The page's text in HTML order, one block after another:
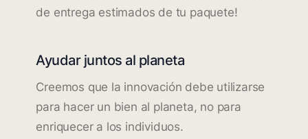
de entrega estimados de tu paquete!
Ayudar juntos al planeta
Creemos que la innovación debe utilizarse
para hacer un bien al planeta, no para
enriquecer a los individuos.